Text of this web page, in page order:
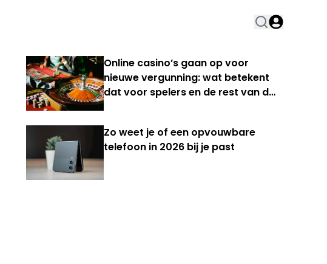
Online casino’s gaan op voor
nieuwe vergunning: wat betekent
dat voor spelers en de rest van de
Zo weet je of een opvouwbare
telefoon in 2026 bij je past